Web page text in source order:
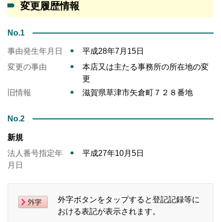
変更履歴情報
No.1
事由発生年月日
平成28年7月15日
変更の事由
本店又は主たる事務所の所在地の変
更
旧情報
滋賀県草津市矢倉町７２８番地
No.2
新規
法人番号指定年
月日
平成27年10月5日
外字ボタンをタップすると登記記録等に
おける表記が表示されます。